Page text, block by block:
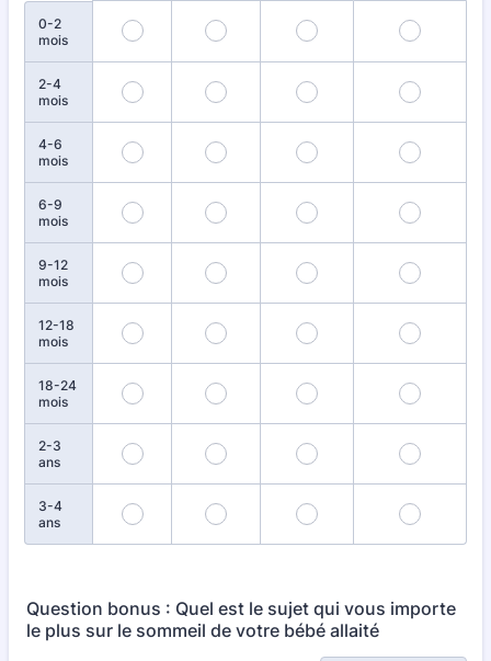
0-2
mois
2-4
mois
4-6
mois
6-9
mois
9-12
mois
12-18
mois
18-24
mois
2-3
ans
3-4
ans
Question bonus : Quel est le sujet qui vous importe
le plus sur le sommeil de votre bébé allaité